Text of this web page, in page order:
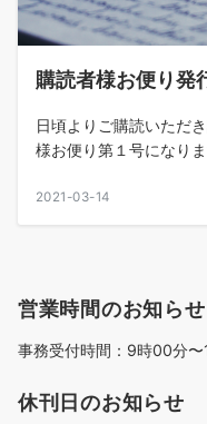
購読者様お便り発
日頃よりご購読いただ
様お便り第１号になり
2021-03-14
営業時間のお知らせ
事務受付時間：9時00分
休刊日のお知らせ